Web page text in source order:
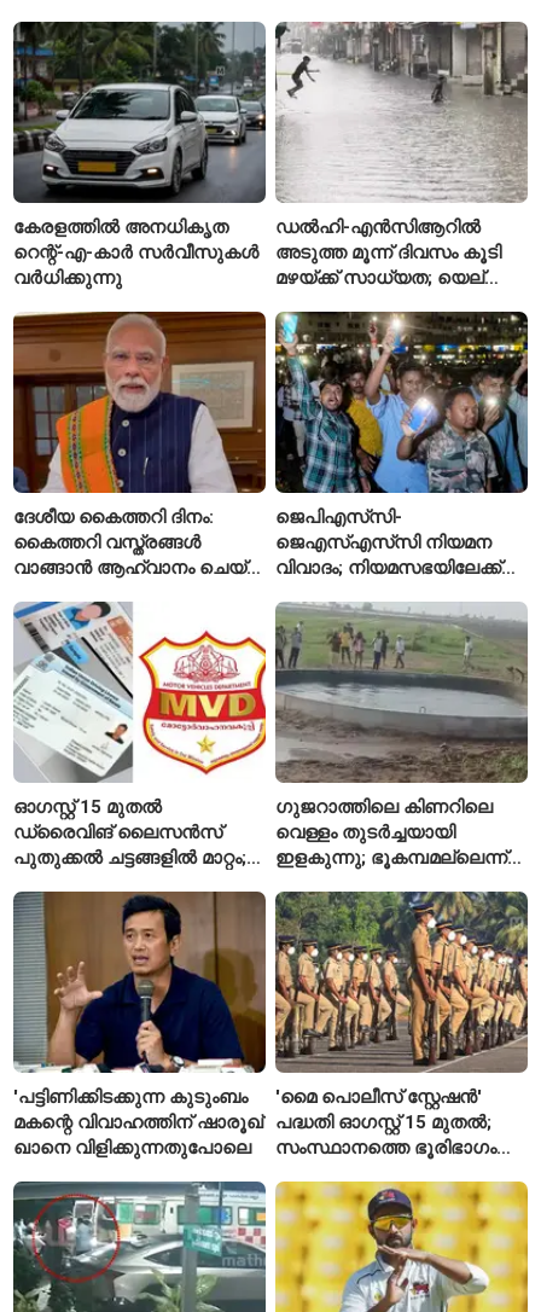
അന്വേഷണം ആരംഭിച്ച്
പൊലീസ്
കേരളത്തിൽ അനധികൃത
റെന്റ്-എ-കാർ സർവീസുകൾ
വർധിക്കുന്നു
ഡൽഹി-എൻസിആറിൽ
അടുത്ത മൂന്ന് ദിവസം കൂടി
മഴയ്ക്ക് സാധ്യത; യെല്ലോ
ഐഎംഡി
ദേശീയ കൈത്തറി ദിനം:
കൈത്തറി വസ്ത്രങ്ങൾ
വാങ്ങാൻ ആഹ്വാനം ചെയ്ത്
ജെപിഎസ്‌സി-
ജെഎസ്എസ്‌സി നിയമന
വിവാദം; നിയമസഭയിലേക്ക്
ഓഗസ്റ്റ് 15 മുതൽ
ഡ്രൈവിങ് ലൈസൻസ്
പുതുക്കൽ ചട്ടങ്ങളിൽ മാറ്റം;
അറിയേണ്ട രണ്ട് പ്രധാന
കാര്യങ്ങൾ
ഗുജറാത്തിലെ കിണറിലെ
വെള്ളം തുടർച്ചയായി
ഇളകുന്നു; ഭൂകമ്പമല്ലെന്ന്
'പട്ടിണിക്കിടക്കുന്ന കുടുംബം
മകന്റെ വിവാഹത്തിന് ഷാരൂഖ്
ഖാനെ വിളിക്കുന്നതുപോലെ
'മൈ പൊലീസ് സ്റ്റേഷൻ'
പദ്ധതി ഓഗസ്റ്റ് 15 മുതൽ;
സംസ്ഥാനത്തെ ഭൂരിഭാഗം
എസ്‌ഐമാർക്ക്